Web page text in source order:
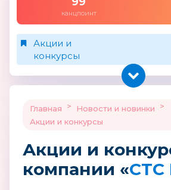
канцпоинт
Акции и
конкурсы
Главная > Новости и новинки
>
Акции и конкурсы
Акции и
компании «СТС